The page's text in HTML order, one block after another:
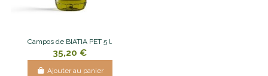
Campos de BIATIA PET 5 l.
35,20 €
Ajouter au panier